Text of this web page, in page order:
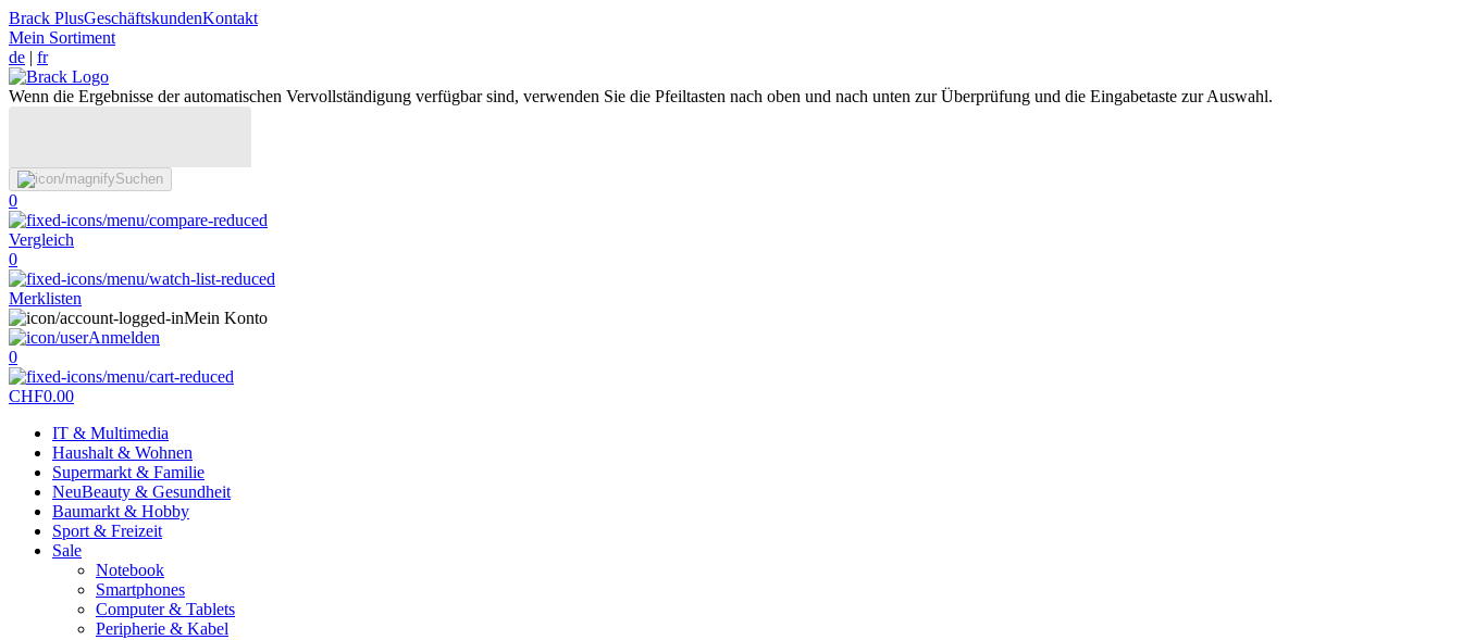
Brack PlusGeschäftskundenKontakt
Mein Sortiment
de | fr
Wenn die Ergebnisse der automatischen Vervollständigung verfügbar sind, verwenden Sie die Pfeiltasten nach oben und nach unten zur Überprüfung und die Eingabetaste zur Auswahl.
Suchen
0
Vergleich
0
Merklisten
Mein Konto
Anmelden
0
CHF0.00
IT & Multimedia
Haushalt & Wohnen
Supermarkt & Familie
NeuBeauty & Gesundheit
Baumarkt & Hobby
Sport & Freizeit
Sale
Notebook
Smartphones
Computer & Tablets
Peripherie & Kabel